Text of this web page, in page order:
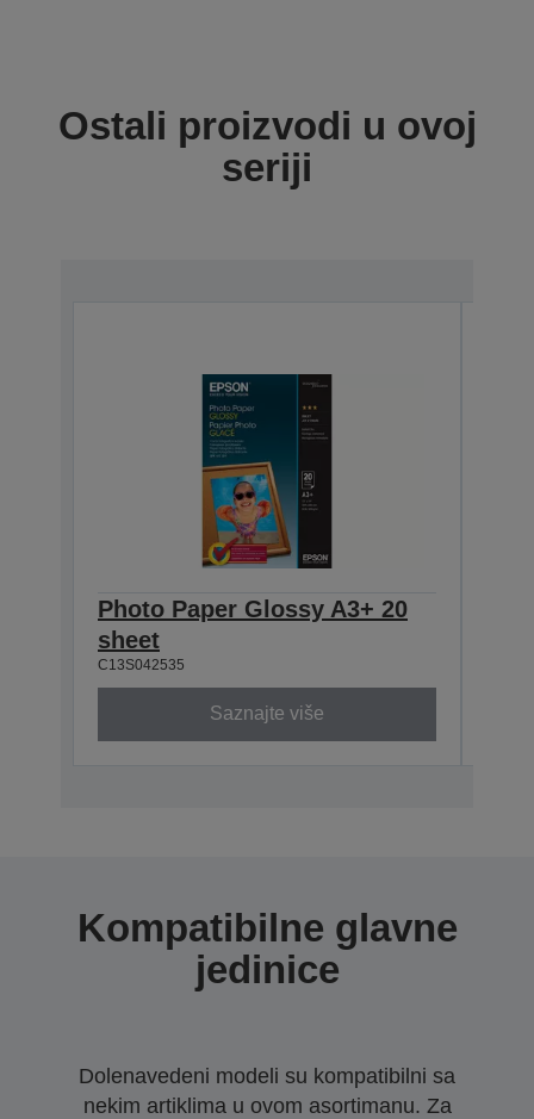
Ostali proizvodi u ovoj
seriji
Photo Paper Glossy A3+ 20
sheet
C13S042535
Saznajte više
Kompatibilne glavne
jedinice
Dolenavedeni modeli su kompatibilni sa
nekim artiklima u ovom asortimanu. Za